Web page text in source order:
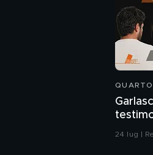
di
24 lug |